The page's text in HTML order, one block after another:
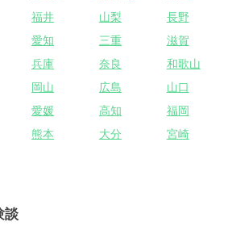
福井 山梨
長野
愛知 三重
滋賀
兵庫 奈良
和歌山
岡山 広島
山口
愛媛 高知
福岡
熊本 大分
宮崎
談